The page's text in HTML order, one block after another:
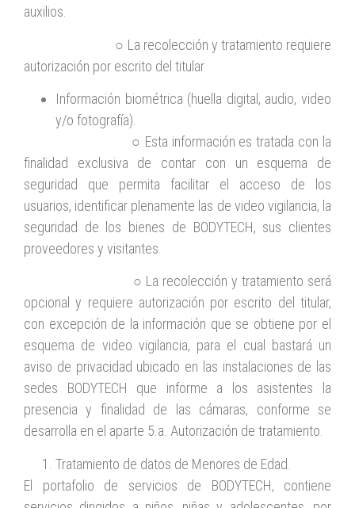
auxilios.
○ La recolección y tratamiento requiere
autorización por escrito del titular
Información biométrica (huella digital, audio, video
y/o fotografía).
○ Esta información es tratada con la
finalidad exclusiva de contar con un esquema de
seguridad que permita facilitar el acceso de los
usuarios, identificar plenamente las de video vigilancia, la
seguridad de los bienes de BODYTECH, sus clientes
proveedores y visitantes.
○ La recolección y tratamiento será
opcional y requiere autorización por escrito del titular,
con excepción de la información que se obtiene por el
esquema de video vigilancia, para el cual bastará un
aviso de privacidad ubicado en las instalaciones de las
sedes BODYTECH que informe a los asistentes la
presencia y finalidad de las cámaras, conforme se
desarrolla en el aparte 5.a. Autorización de tratamiento.
Tratamiento de datos de Menores de Edad.
El portafolio de servicios de BODYTECH, contiene